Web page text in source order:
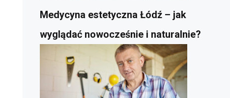
Medycyna estetyczna Łódź – jak
wyglądać nowocześnie i naturalnie?